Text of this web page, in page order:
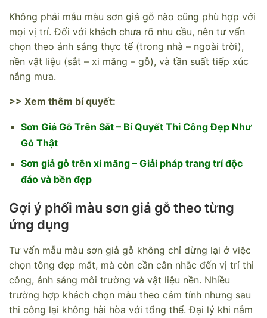
Không phải mẫu màu sơn giả gỗ nào cũng phù hợp với
mọi vị trí. Đối với khách chưa rõ nhu cầu, nên tư vấn
chọn theo ánh sáng thực tế (trong nhà – ngoài trời),
nền vật liệu (sắt – xi măng – gỗ), và tần suất tiếp xúc
nắng mưa.
>> Xem thêm bí quyết:
Sơn Giả Gỗ Trên Sắt – Bí Quyết Thi Công Đẹp Như
Gỗ Thật
Sơn giả gỗ trên xi măng – Giải pháp trang trí độc
đáo và bền đẹp
Gợi ý phối màu sơn giả gỗ theo từng
ứng dụng
Tư vấn mẫu màu sơn giả gỗ không chỉ dừng lại ở việc
chọn tông đẹp mắt, mà còn cần cân nhắc đến vị trí thi
công, ánh sáng môi trường và vật liệu nền. Nhiều
trường hợp khách chọn màu theo cảm tính nhưng sau
thi công lại không hài hòa với tổng thể. Đại lý khi nắm